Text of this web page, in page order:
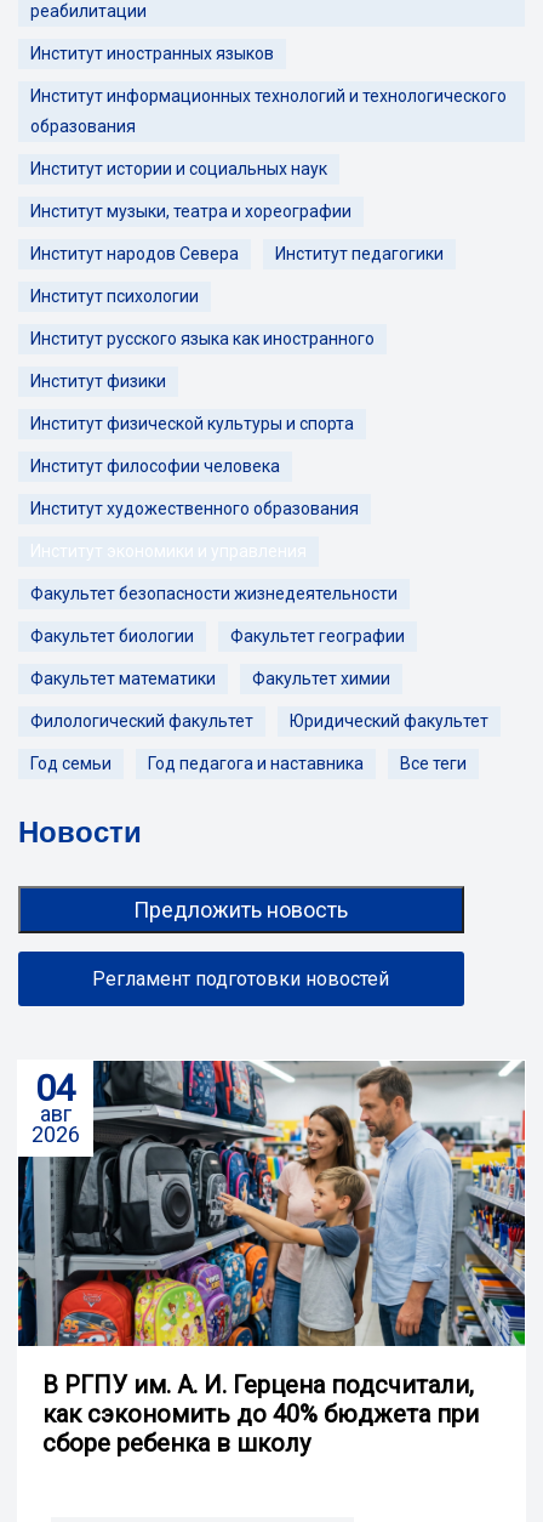
реабилитации
Институт иностранных языков
Институт информационных технологий и технологического
образования
Институт истории и социальных наук
Институт музыки, театра и хореографии
Институт народов Севера Институт педагогики
Институт психологии
Институт русского языка как иностранного
Институт физики
Институт физической культуры и спорта
Институт философии человека
Институт художественного образования
Институт экономики и управления
Факультет безопасности жизнедеятельности
Факультет биологии Факультет географии
Факультет математики Факультет химии
Филологический факультет Юридический факультет
Год семьи Год педагога и наставника Все теги
Новости
04
авг
2026
В РГПУ им. А. И. Герцена подсчитали,
как сэкономить до 40% бюджета при
сборе ребенка в школу
Предложить новость
Регламент подготовки новостей